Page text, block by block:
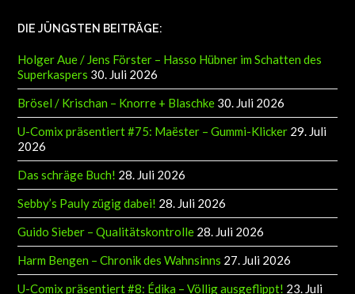
DIE JÜNGSTEN BEITRÄGE:
Holger Aue / Jens Förster – Hasso Hübner im Schatten des
Superkaspers 30. Juli 2026
Brösel / Krischan – Knorre + Blaschke 30. Juli 2026
U-Comix präsentiert #75: Maëster – Gummi-Klicker 29. Juli
2026
Das schräge Buch! 28. Juli 2026
Sebby’s Pauly zügig dabei! 28. Juli 2026
Guido Sieber – Qualitätskontrolle 28. Juli 2026
Harm Bengen – Chronik des Wahnsinns 27. Juli 2026
U-Comix präsentiert #8: Édika – Völlig ausgeflippt! 23. Juli